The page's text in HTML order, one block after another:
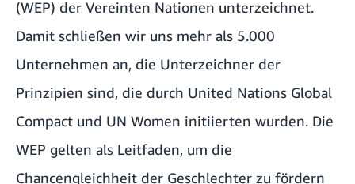
(WEP) der Vereinten Nationen unterzeichnet.
Damit schließen wir uns mehr als 5.000
Unternehmen an, die Unterzeichner der
Prinzipien sind, die durch United Nations Global
Compact und UN Women initiierten wurden. Die
WEP gelten als Leitfaden, um die
Chancengleichheit der Geschlechter zu fördern